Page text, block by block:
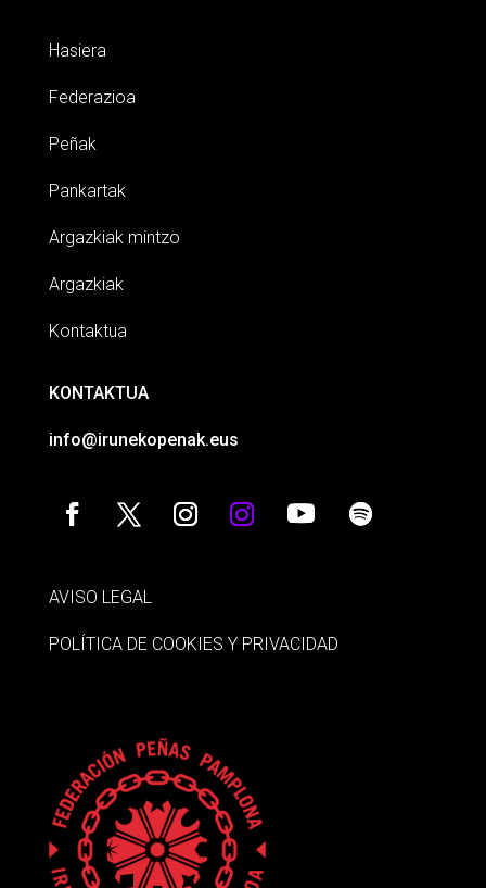
Hasiera
Federazioa
Peñak
Pankartak
Argazkiak mintzo
Argazkiak
Kontaktua
KONTAKTUA
info@irunekopenak.eus
AVISO LEGAL
POLÍTICA DE COOKIES Y PRIVACIDAD